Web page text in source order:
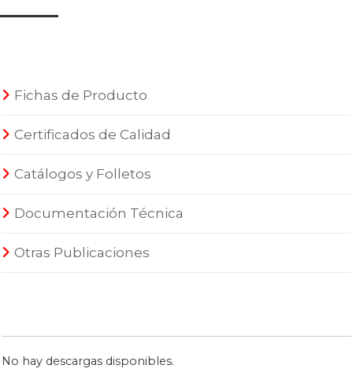
Fichas de Producto
Certificados de Calidad
Catálogos y Folletos
Documentación Técnica
Otras Publicaciones
No hay descargas disponibles.